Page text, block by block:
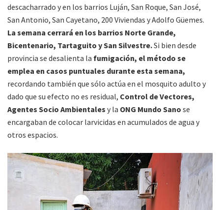
descacharrado y en los barrios Luján, San Roque, San José,
San Antonio, San Cayetano, 200 Viviendas y Adolfo Güemes.
La semana cerrará en los barrios Norte Grande,
Bicentenario, Tartaguito y San Silvestre.Si bien desde
provincia se desalienta la fumigación, el método se
emplea en casos puntuales durante esta semana,
recordando también que sólo actúa en el mosquito adulto y
dado que su efecto no es residual, Control de Vectores,
Agentes Socio Ambientales y la ONG Mundo Sano se
encargaban de colocar larvicidas en acumulados de agua y
otros espacios.